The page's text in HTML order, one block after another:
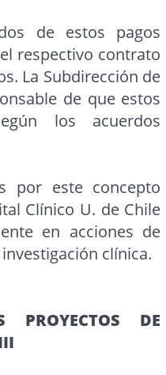
de estos pagos
respectivo contrato
La Subdirección de
de que estos
los acuerdos
por este concepto
Clínico U. de Chile
en acciones de
clínica.
DE